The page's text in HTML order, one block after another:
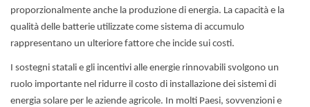
proporzionalmente anche la produzione di energia. La capacità e la
qualità delle batterie utilizzate come sistema di accumulo
rappresentano un ulteriore fattore che incide sui costi.
I sostegni statali e gli incentivi alle energie rinnovabili svolgono un
ruolo importante nel ridurre il costo di installazione dei sistemi di
energia solare per le aziende agricole. In molti Paesi, sovvenzioni e